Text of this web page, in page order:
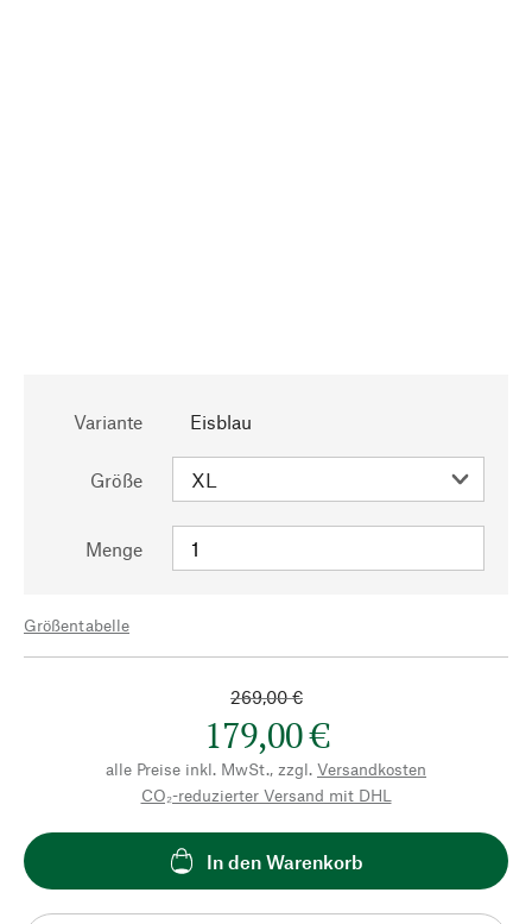
Variante Eisblau
Größe
Menge
Größentabelle
269,00 €
179,00 €
alle Preise inkl. MwSt., zzgl. Versandkosten
CO₂-reduzierter Versand mit DHL
In den Warenkorb